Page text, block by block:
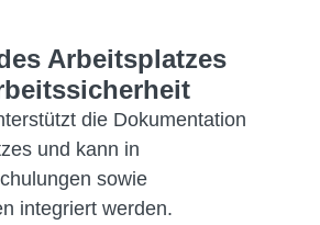
Arbeitsplatzes
die Dokumentation
und kann in
sowie
integriert werden.